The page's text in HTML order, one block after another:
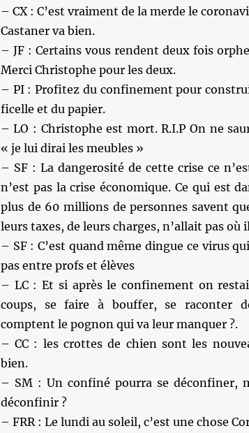
– CX : C’est vraiment de la merde le
Castaner va bien.
– JF : Certains vous rendent deux fois
Merci Christophe pour les deux.
– PI : Profitez du confinement pour
ficelle et du papier.
– LO : Christophe est mort. R.I.P On ne
« je lui dirai les meubles »
– SF : La dangerosité de cette crise ce
n’est pas la crise économique. Ce qui est
plus de 60 millions de personnes savent
leurs taxes, de leurs charges, n’allait pas où
– SF : C’est quand même dingue ce virus
pas entre profs et élèves
– LC : Et si après le confinement on
coups, se faire à bouffer, se raconter
comptent le pognon qui va leur manquer ?.
– CC : les crottes de chien sont les
bien.
– SM : Un confiné pourra se déconfiner,
déconfinir ?
– FRR : Le lundi au soleil, c’est une chose